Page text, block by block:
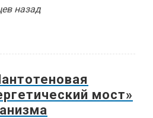
назад
мост»